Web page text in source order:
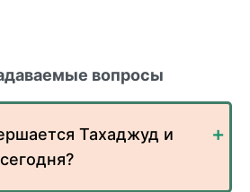
вопросы
Тахаджуд и